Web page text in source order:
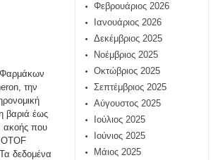
Φαρμάκων
την
βαριά έως
ακοής που
OTOF
δεδομένα
Φεβρουάριος 2026
Ιανουάριος 2026
Δεκέμβριος 2025
Νοέμβριος 2025
Οκτώβριος 2025
Σεπτέμβριος 2025
Αύγουστος 2025
Ιούλιος 2025
Ιούνιος 2025
Μάιος 2025